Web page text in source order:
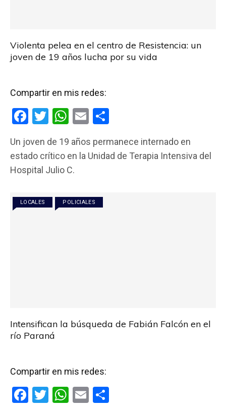
Violenta pelea en el centro de Resistencia: un
joven de 19 años lucha por su vida
Compartir en mis redes:
F
ce
b
o
k
T
tt
er
W
at
s
p
p
E
ail m
p
Un joven de 19 años permanece internado en
estado crítico en la Unidad de Terapia Intensiva del
Hospital Julio C.
LOCALES POLICIALES
Intensifican la búsqueda de Fabián Falcón en el
río Paraná
Compartir en mis redes:
F
T
W E